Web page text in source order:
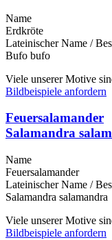
Name
Erdkröte
Lateinischer Name /
Bufo bufo
Viele unserer Motive
Bildbeispiele anfordern
Feuersalamander
Salamandra
Name
Feuersalamander
Lateinischer Name /
Salamandra salamandra
Viele unserer Motive
Bildbeispiele anfordern